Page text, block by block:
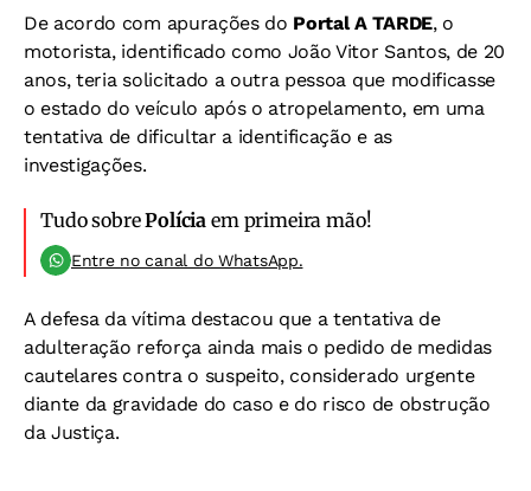
De acordo com apurações do Portal A TARDE, o
motorista, identificado como João Vitor Santos, de 20
anos, teria solicitado a outra pessoa que modificasse
o estado do veículo após o atropelamento, em uma
tentativa de dificultar a identificação e as
investigações.
Tudo sobrePolícia em primeira mão!
Entre no canal do WhatsApp.
A defesa da vítima destacou que a tentativa de
adulteração reforça ainda mais o pedido de medidas
cautelares contra o suspeito, considerado urgente
diante da gravidade do caso e do risco de obstrução
da Justiça.